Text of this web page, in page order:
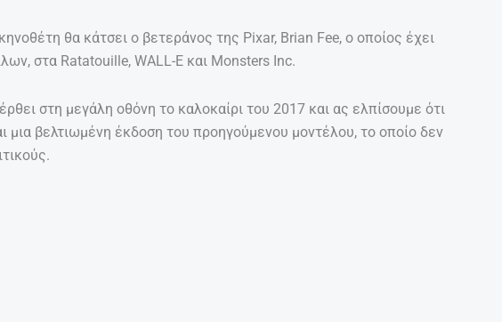
θα κάτσει ο βετεράνος της Pixar, Brian Fee, ο οποίος έχει
στα Ratatouille, WALL-E και Monsters Inc.
στη μεγάλη οθόνη το καλοκαίρι του 2017 και ας ελπίσουμε ότι
μια βελτιωμένη έκδοση του προηγούμενου μοντέλου, το οποίο δεν